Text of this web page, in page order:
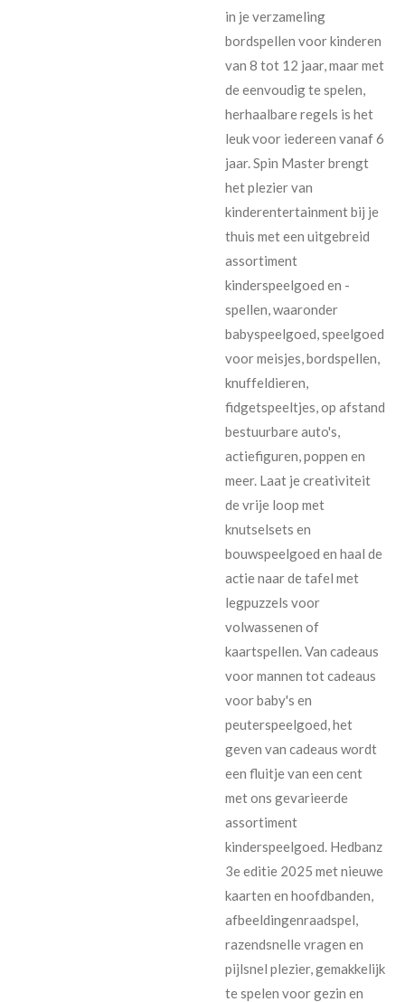
in je verzameling
bordspellen voor kinderen
van 8 tot 12 jaar, maar met
de eenvoudig te spelen,
herhaalbare regels is het
leuk voor iedereen vanaf 6
jaar. Spin Master brengt
het plezier van
kinderentertainment bij je
thuis met een uitgebreid
assortiment
kinderspeelgoed en -
spellen, waaronder
babyspeelgoed, speelgoed
voor meisjes, bordspellen,
knuffeldieren,
fidgetspeeltjes, op afstand
bestuurbare auto's,
actiefiguren, poppen en
meer. Laat je creativiteit
de vrije loop met
knutselsets en
bouwspeelgoed en haal de
actie naar de tafel met
legpuzzels voor
volwassenen of
kaartspellen. Van cadeaus
voor mannen tot cadeaus
voor baby's en
peuterspeelgoed, het
geven van cadeaus wordt
een fluitje van een cent
met ons gevarieerde
assortiment
kinderspeelgoed. Hedbanz
3e editie 2025 met nieuwe
kaarten en hoofdbanden,
afbeeldingenraadspel,
razendsnelle vragen en
pijlsnel plezier, gemakkelijk
te spelen voor gezin en